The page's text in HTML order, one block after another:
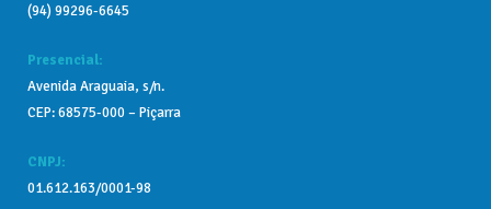
(94) 99296-6645
Presencial:
Avenida Araguaia, s/n.
CEP: 68575-000 – Piçarra
CNPJ:
01.612.163/0001-98